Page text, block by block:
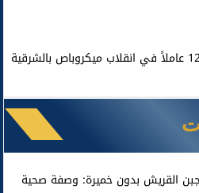
القريش بدون خميرة: وصفة صحية